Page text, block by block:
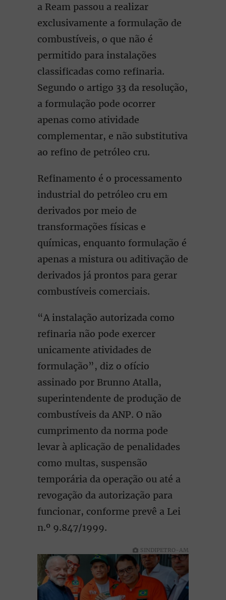
a Ream passou a realizar
exclusivamente a formulação de
combustíveis, o que não é
permitido para instalações
classificadas como refinaria.
Segundo o artigo 33 da resolução,
a formulação pode ocorrer
apenas como atividade
complementar, e não substitutiva
ao refino de petróleo cru.
Refinamento é o processamento
industrial do petróleo cru em
derivados por meio de
transformações físicas e
químicas, enquanto formulação é
apenas a mistura ou aditivação de
derivados já prontos para gerar
combustíveis comerciais.
“A instalação autorizada como
refinaria não pode exercer
unicamente atividades de
formulação”, diz o ofício
assinado por Brunno Atalla,
superintendente de produção de
combustíveis da ANP. O não
cumprimento da norma pode
levar à aplicação de penalidades
como multas, suspensão
temporária da operação ou até a
revogação da autorização para
funcionar, conforme prevê a Lei
n.º 9.847/1999.
SINDIPETRO-AM